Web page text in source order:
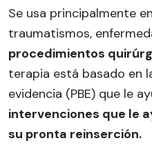
Se usa principalmente
traumatismos,
procedimientos
terapia está basado en
evidencia (PBE) que le
intervenciones que le
su pronta reinserción.